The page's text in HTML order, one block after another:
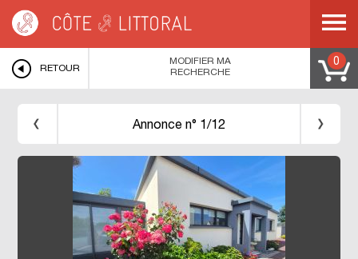
PLOUGUERNEAU
> Maison contemporaine proche bourg et plages
RETOUR
0
MODIFIER MA
RECHERCHE
Annonce n° 1/12